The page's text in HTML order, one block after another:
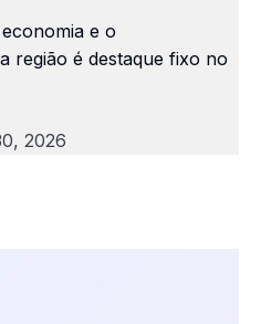
e o
região é destaque fixo no
2026